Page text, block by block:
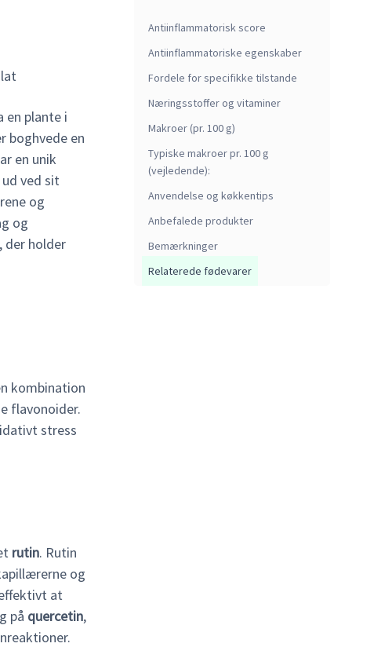
en plante i
boghvede en
en unik
ved sit
og
og
der holder
kombination
flavonoider.
stress
rutin. Rutin
og
at
på quercetin,
Antiinflammatorisk score
Antiinflammatoriske egenskaber
Fordele for specifikke tilstande
Næringsstoffer og vitaminer
Makroer (pr. 100 g)
Typiske makroer pr. 100 g
(vejledende):
Anvendelse og køkkentips
Anbefalede produkter
Bemærkninger
Relaterede fødevarer